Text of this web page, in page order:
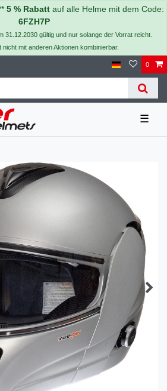
5 % Rabatt auf alle Helme mit dem Code:
6FZH7P
31.12.2030 gültig und nur solange der Vorrat reicht.
mit anderen Aktionen kombinierbar.
0
☰